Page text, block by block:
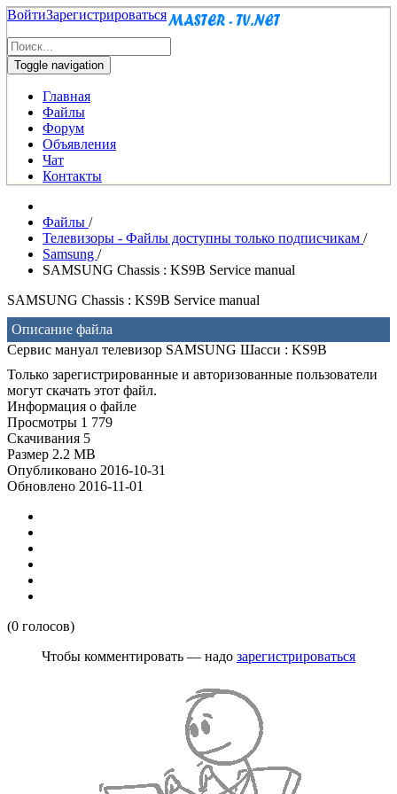
ВойтиЗарегистрироваться
Toggle navigation
Главная
Файлы
Форум
Объявления
Чат
Контакты
Файлы /
Телевизоры - Файлы доступны только подписчикам /
Samsung /
SAMSUNG Chassis : KS9B Service manual
SAMSUNG Chassis : KS9B Service manual
Описание файла
Сервис мануал телевизор SAMSUNG Шасси : KS9B
Только зарегистрированные и авторизованные пользователи
могут скачать этот файл.
Информация о файле
Просмотры 1 779
Скачивания 5
Размер 2.2 MB
Опубликовано 2016-10-31
Обновлено 2016-11-01
(0 голосов)
Чтобы комментировать — надо зарегистрироваться